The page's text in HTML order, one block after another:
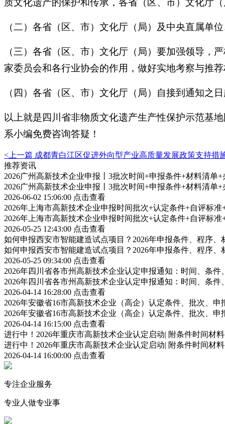
质文化遗产的保护和传承，各省（区、市）文化厅
（二）各省（区、市）文化厅（局）及中央直属单
（三）各省（区、市）文化厅（局）要加强领导，
家委员会和各行业协会的作用，做好实地考察与推
（四）各省（区、市）文化厅（局）自接到通知之
以上就是四川省非物质文化遗产生产性保护示范基
系小编免费咨询答疑！
<上一篇 成都青白江区促进外向型产业高质量发展政策支持措
推荐资讯
2026广州高新技术企业申报丨3批次时间+申报条件+材料清单+
2026广州高新技术企业申报丨3批次时间+申报条件+材料清单+
2026-06-02 15:06:00 点击查看
2026年上海市高新技术企业申报时间批次+认定条件+自评标
2026年上海市高新技术企业申报时间批次+认定条件+自评标
2026-05-25 12:43:00 点击查看
如何申报西安市智能建造试点项目？2026年申报条件、程序、
如何申报西安市智能建造试点项目？2026年申报条件、程序、
2026-05-25 09:34:00 点击查看
2026年四川省各市州高新技术企业认定申报通知：时间、条
2026年四川省各市州高新技术企业认定申报通知：时间、条
2026-04-14 16:28:00 点击查看
2026年安徽省16市高新技术企业（高企）认定条件、批次、申
2026年安徽省16市高新技术企业（高企）认定条件、批次、申
2026-04-14 16:15:00 点击查看
进行中！2026年重庆市高新技术企业认定启动| 附条件时间材
进行中！2026年重庆市高新技术企业认定启动| 附条件时间材
2026-04-14 16:00:00 点击查看
专注企业服务
专业人做专业事